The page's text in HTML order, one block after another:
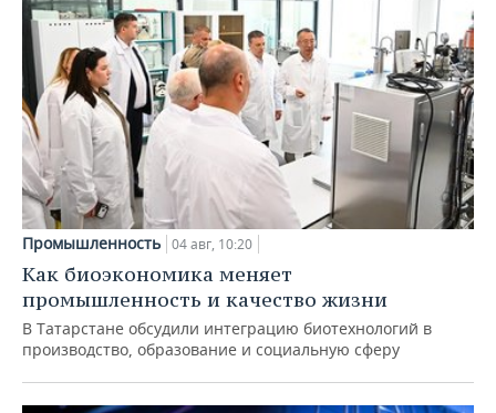
Промышленность 04 авг, 10:20
Как биоэкономика меняет
промышленность и качество жизни
В Татарстане обсудили интеграцию биотехнологий в
производство, образование и социальную сферу